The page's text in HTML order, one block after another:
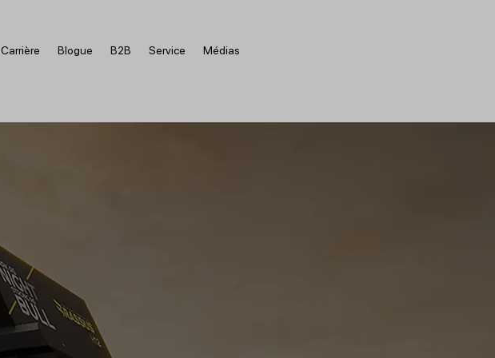
Carrière Blogue B2B Service Médias